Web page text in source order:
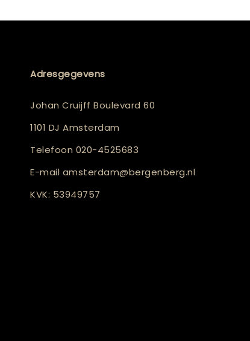
Adresgegevens
Johan Cruijff Boulevard 60
1101 DJ Amsterdam
Telefoon 020-4525683
E-mail amsterdam@bergenberg.nl
KVK: 53949757